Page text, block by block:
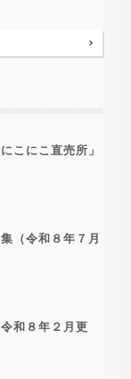
こにこ直売所」
（令和８年７月
和８年２月更